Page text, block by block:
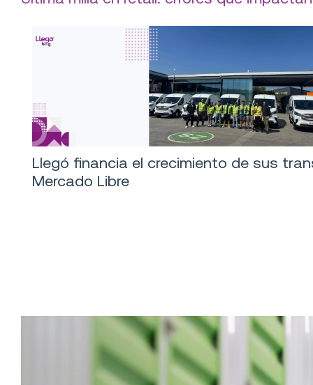
Llegó financia el crecimiento de sus
Mercado Libre